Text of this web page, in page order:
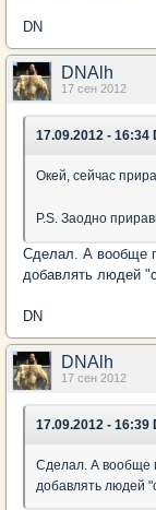
DN
DNAlh
17 сен 2012
17.09.2012 - 16:34
Окей, сейчас
P.S. Заодно
Сделал. А вообще
добавлять людей
DN
DNAlh
17 сен 2012
17.09.2012 - 16:39
Сделал. А вообще
добавлять людей